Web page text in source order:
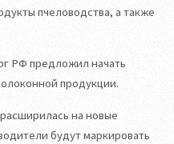
пчеловодства, а также
РФ предложил начать
продукции.
на новые
будут маркировать